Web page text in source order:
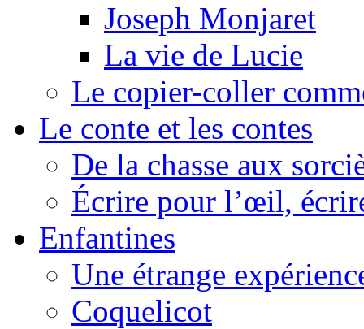
Joseph Monjaret
La vie de Lucie
Le copier-coller
Le conte et les contes
De la chasse aux
Écrire pour l’œil,
Enfantines
Une étrange
Coquelicot